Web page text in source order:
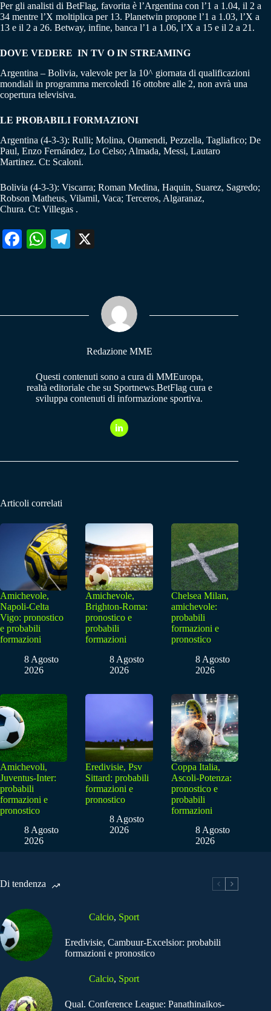
Per gli analisti di BetFlag, favorita è l’Argentina con l’1 a 1.04, il 2 a
34 mentre l’X moltiplica per 13. Planetwin propone l’1 a 1.03, l’X a
13 e il 2 a 26. Betway, infine, banca l’1 a 1.06, l’X a 15 e il 2 a 21.
DOVE VEDERE IN TV O IN STREAMING
Argentina – Bolivia, valevole per la 10^ giornata di qualificazioni
mondiali in programma mercoledì 16 ottobre alle 2, non avrà una
copertura televisiva.
LE PROBABILI FORMAZIONI
Argentina (4-3-3): Rulli; Molina, Otamendi, Pezzella, Tagliafico; De
Paul, Enzo Fernández, Lo Celso; Almada, Messi, Lautaro
Martinez. Ct: Scaloni.
Bolivia (4-3-3): Viscarra; Roman Medina, Haquin, Suarez, Sagredo;
Robson Matheus, Vilamil, Vaca; Terceros, Algaranaz,
Chura. Ct: Villegas .
Fa W
pp
Te
m
Redazione MME
Questi contenuti sono a cura di MMEuropa,
realtà editoriale che su Sportnews.BetFlag cura e
sviluppa contenuti di informazione sportiva.
Articoli correlati
Amichevole,
Napoli-Celta
Vigo: pronostico
e probabili
formazioni
8 Agosto
2026
Amichevole,
Brighton-Roma:
pronostico e
probabili
formazioni
8 Agosto
2026
Chelsea Milan,
amichevole:
probabili
formazioni e
pronostico
8 Agosto
2026
Amichevoli,
Juventus-Inter:
probabili
formazioni e
pronostico
8 Agosto
2026
Eredivisie, Psv
Sittard: probabili
formazioni e
pronostico
8 Agosto
2026
Coppa Italia,
Ascoli-Potenza:
pronostico e
probabili
formazioni
8 Agosto
2026
Di tendenza
Calcio, Sport
Eredivisie, Cambuur-Excelsior: probabili
formazioni e pronostico
Calcio, Sport
Qual. Conference League: Panathinaikos-